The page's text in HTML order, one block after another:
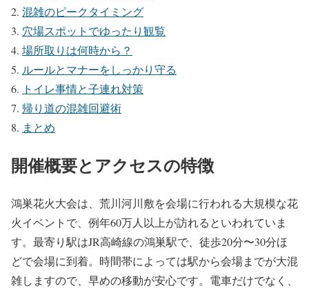
混雑のピークタイミング
穴場スポットでゆったり観覧
場所取りは何時から？
ルールとマナーをしっかり守る
トイレ事情と子連れ対策
帰り道の混雑回避術
まとめ
開催概要とアクセスの特徴
鴻巣花火大会は、荒川河川敷を会場に行われる大規模な花
火イベントで、例年60万人以上が訪れるといわれていま
す。最寄り駅はJR高崎線の鴻巣駅で、徒歩20分〜30分ほ
どで会場に到着。時間帯によっては駅から会場までが大混
雑しますので、早めの移動が安心です。電車だけでなく、